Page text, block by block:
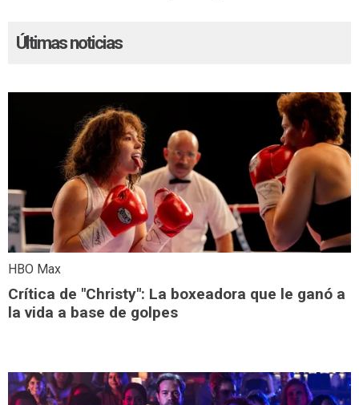
Últimas noticias
HBO Max
Crítica de "Christy": La boxeadora que le ganó a
la vida a base de golpes